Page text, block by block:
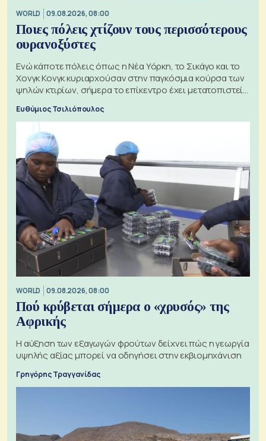
WORLD 09.08.2026, 08:00
Ποιες πόλεις χτίζουν τους περισσότερους
ουρανοξύστες
Ενώ κάποτε πόλεις όπως η Νέα Υόρκη, το Σικάγο και το
Χονγκ Κονγκ κυριαρχούσαν στην παγκόσμια κούρσα των
ψηλών κτιρίων, σήμερα το επίκεντρο έχει μετατοπιστεί
Ευθύμιος Τσιλιόπουλος
WORLD 09.08.2026, 08:00
Πού κρύβεται σήμερα ο «χρυσός» της
Αφρικής
Η αύξηση των εξαγωγών φρούτων δείχνει πώς η γεωργία
υψηλής αξίας μπορεί να οδηγήσει στην εκβιομηχάνιση
Γρηγόρης Τραγγανίδας